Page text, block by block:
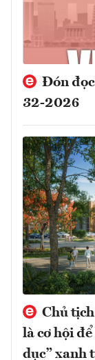
Đón
32-2026
Chủ
là cơ hội
dục” xanh